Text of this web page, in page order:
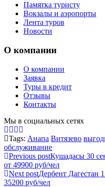
Памятка туристу
Вокзалы и аэропорты
Лента туров
Новости
О компании
О компании
Заявка
Туры в кредит
Отзывы
Контакты
Мы в социальных сетях
Tags: Анапа Витязево
обслуживание
Previous postКушадасы 30
от 49900 руб/чел
Next postДербент Дагестан
35200 руб/чел